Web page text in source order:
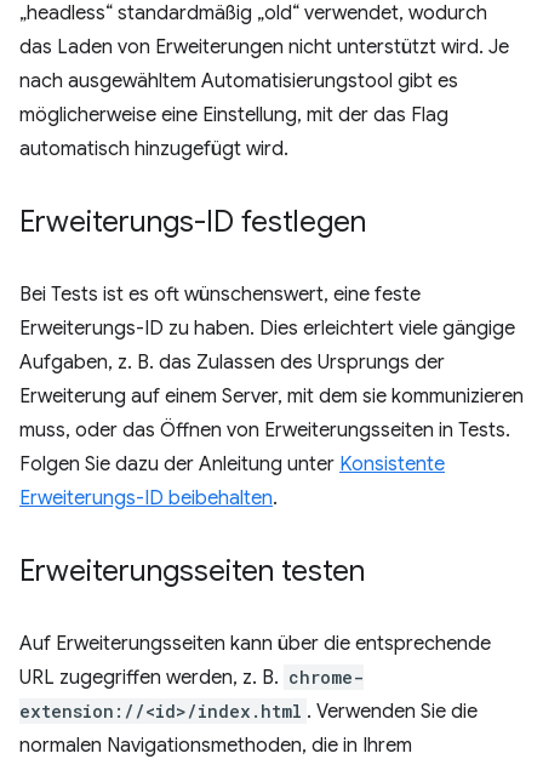
„headless“ standardmäßig „old“ verwendet, wodurch
das Laden von Erweiterungen nicht unterstützt wird. Je
nach ausgewähltem Automatisierungstool gibt es
möglicherweise eine Einstellung, mit der das Flag
automatisch hinzugefügt wird.
Erweiterungs-ID festlegen
Bei Tests ist es oft wünschenswert, eine feste
Erweiterungs-ID zu haben. Dies erleichtert viele gängige
Aufgaben, z. B. das Zulassen des Ursprungs der
Erweiterung auf einem Server, mit dem sie kommunizieren
muss, oder das Öffnen von Erweiterungsseiten in Tests.
Folgen Sie dazu der Anleitung unter Konsistente
Erweiterungs-ID beibehalten.
Erweiterungsseiten testen
Auf Erweiterungsseiten kann über die entsprechende
URL zugegriffen werden, z. B. chrome-
extension://<id>/index.html . Verwenden Sie die
normalen Navigationsmethoden, die in Ihrem